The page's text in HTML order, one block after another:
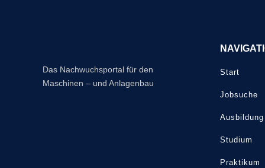
Das Nachwuchsportal für den
Maschinen – und Anlagenbau
Start
Jobsuche
Ausbildung
Studium
Praktikum